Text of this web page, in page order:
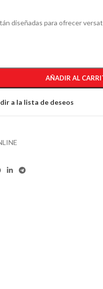
diseñadas para ofrecer
AÑADIR AL
a la lista de deseos